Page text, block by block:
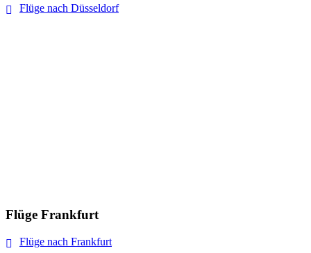
Flüge nach Düsseldorf
Flüge Frankfurt
Flüge nach Frankfurt